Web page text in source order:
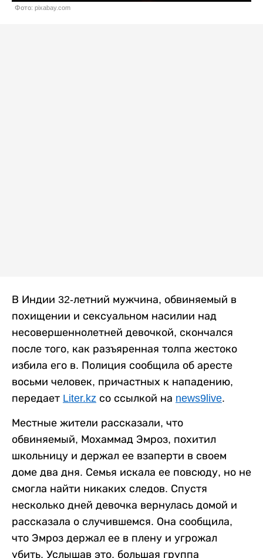
Фото: pixabay.com
В Индии 32-летний мужчина, обвиняемый в
похищении и сексуальном насилии над
несовершеннолетней девочкой, скончался
после того, как разъяренная толпа жестоко
избила его в. Полиция сообщила об аресте
восьми человек, причастных к нападению,
передает Liter.kz со ссылкой на news9live.
Местные жители рассказали, что
обвиняемый, Мохаммад Эмроз, похитил
школьницу и держал ее взаперти в своем
доме два дня. Семья искала ее повсюду, но не
смогла найти никаких следов. Спустя
несколько дней девочка вернулась домой и
рассказала о случившемся. Она сообщила,
что Эмроз держал ее в плену и угрожал
убить. Услышав это, большая группа